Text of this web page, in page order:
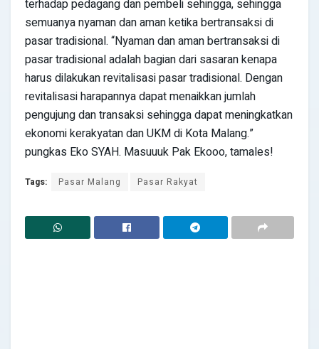
terhadap pedagang dan pembeli sehingga, sehingga
semuanya nyaman dan aman ketika bertransaksi di
pasar tradisional. “Nyaman dan aman bertransaksi di
pasar tradisional adalah bagian dari sasaran kenapa
harus dilakukan revitalisasi pasar tradisional. Dengan
revitalisasi harapannya dapat menaikkan jumlah
pengujung dan transaksi sehingga dapat meningkatkan
ekonomi kerakyatan dan UKM di Kota Malang.”
pungkas Eko SYAH. Masuuuk Pak Ekooo, tamales!
Tags: Pasar Malang Pasar Rakyat